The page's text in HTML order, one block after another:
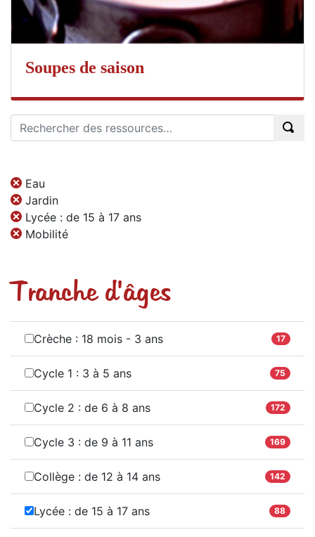
Soupes de saison
Eau
Jardin
Lycée : de 15 à 17 ans
Mobilité
Tranche d'âges
Crèche : 18 mois - 3 ans 17
Cycle 1 : 3 à 5 ans 75
Cycle 2 : de 6 à 8 ans 172
Cycle 3 : de 9 à 11 ans 169
Collège : de 12 à 14 ans 142
Lycée : de 15 à 17 ans 88